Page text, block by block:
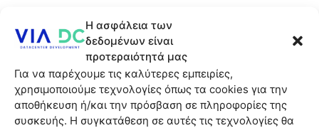
Η ασφάλεια των
δεδομένων είναι
προτεραιότητά μας
Για να παρέχουμε τις καλύτερες εμπειρίες,
χρησιμοποιούμε τεχνολογίες όπως τα cookies για την
αποθήκευση ή/και την πρόσβαση σε πληροφορίες της
συσκευής. Η συγκατάθεση σε αυτές τις τεχνολογίες θα